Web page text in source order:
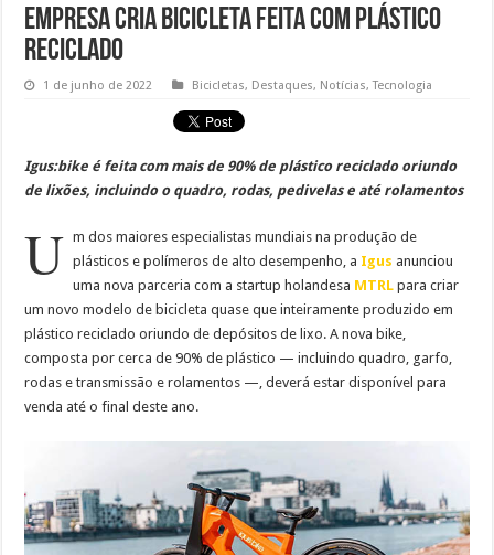
Empresa cria bicicleta feita com plástico
reciclado
1 de junho de 2022 Bicicletas, Destaques, Notícias,Tecnologia
Igus:bike é feita com mais de 90% de plástico reciclado oriundo
de lixões, incluindo o quadro, rodas, pedivelas e até rolamentos
U m dos maiores especialistas mundiais na produção de
plásticos e polímeros de alto desempenho, a Igus anunciou
uma nova parceria com a startup holandesa MTRL para criar
um novo modelo de bicicleta quase que inteiramente produzido em
plástico reciclado oriundo de depósitos de lixo. A nova bike,
composta por cerca de 90% de plástico — incluindo quadro, garfo,
rodas e transmissão e rolamentos —, deverá estar disponível para
venda até o final deste ano.